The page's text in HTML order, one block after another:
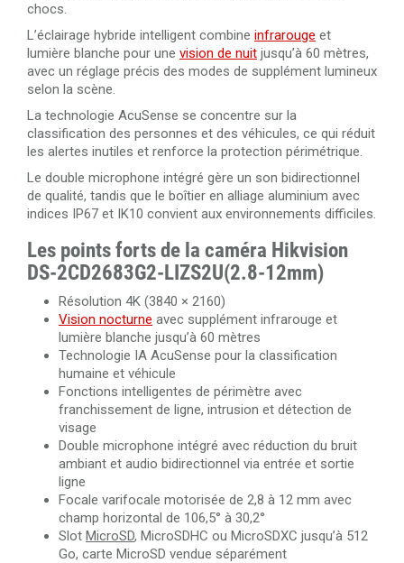
6UN-C
chocs.
L’éclairage hybride intelligent combine infrarouge et
lumière blanche pour une vision de nuit jusqu’à 60 mètres,
avec un réglage précis des modes de supplément lumineux
selon la scène.
La technologie AcuSense se concentre sur la
classification des personnes et des véhicules, ce qui réduit
les alertes inutiles et renforce la protection périmétrique.
Le double microphone intégré gère un son bidirectionnel
de qualité, tandis que le boîtier en alliage aluminium avec
indices IP67 et IK10 convient aux environnements difficiles.
Les points forts de la caméra Hikvision
DS-2CD2683G2-LIZS2U(2.8-12mm)
Résolution 4K (3840 × 2160)
Vision nocturne avec supplément infrarouge et
lumière blanche jusqu’à 60 mètres
Technologie IA AcuSense pour la classification
humaine et véhicule
Fonctions intelligentes de périmètre avec
franchissement de ligne, intrusion et détection de
visage
Double microphone intégré avec réduction du bruit
ambiant et audio bidirectionnel via entrée et sortie
ligne
Focale varifocale motorisée de 2,8 à 12 mm avec
champ horizontal de 106,5° à 30,2°
Slot MicroSD, MicroSDHC ou MicroSDXC jusqu’à 512
Go, carte MicroSD vendue séparément